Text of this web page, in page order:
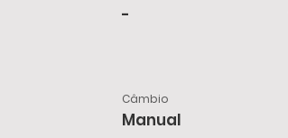
-
Câmbio
Manual